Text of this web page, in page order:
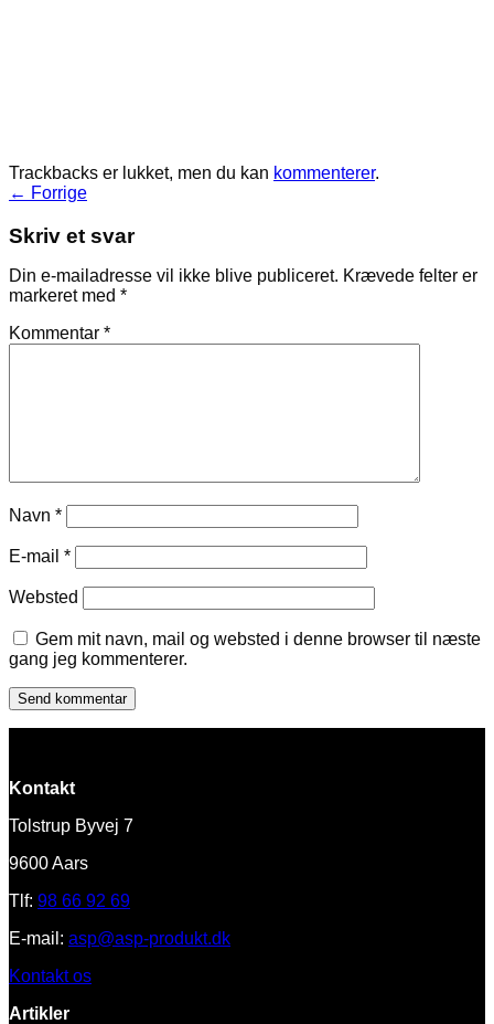
Trackbacks er lukket, men du kan kommenterer.
← Forrige
Skriv et svar
Din e-mailadresse vil ikke blive publiceret. Krævede felter er
markeret med *
Kommentar *
Navn *
E-mail *
Websted
Gem mit navn, mail og websted i denne browser til næste
gang jeg kommenterer.
Kontakt
Tolstrup Byvej 7
9600 Aars
Tlf: 98 66 92 69
E-mail: asp@asp-produkt.dk
Kontakt os
Artikler